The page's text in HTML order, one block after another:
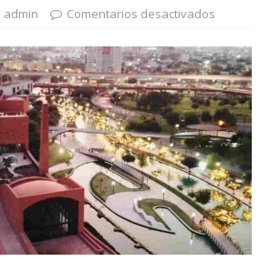
admin Comentarios desactivados